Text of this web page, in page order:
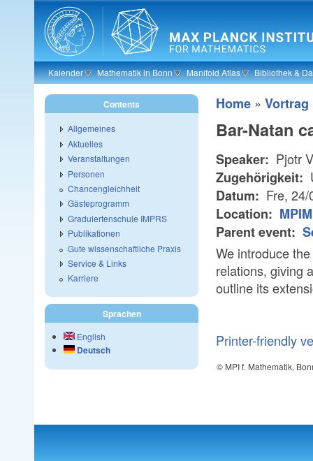
Skip to main content
Kalender Mathematik in Bonn Manifold Atlas Bibliothek &
Home » Vortrag
Bar-Natan
Speaker: Pjotr
Zugehörigkeit:
Datum: Fre,
Location:
Parent event:
We introduce
relations, giving
outline its
Printer-friendly
© MPI f. Mathematik,
Contents
Allgemeines
Aktuelles
Veranstaltungen
Personen
Chancengleichheit
Gästeprogramm
Graduiertenschule IMPRS
Publikationen
Gute wissenschaftliche Praxis
Service & Links
Karriere
Sprachen
English
Deutsch